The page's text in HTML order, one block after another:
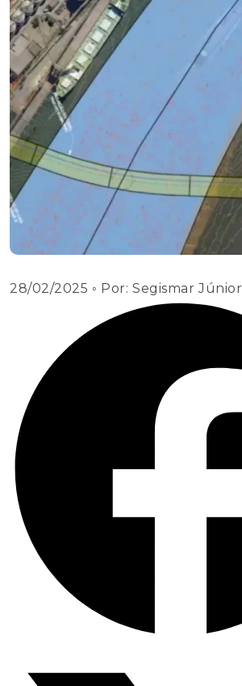
28/02/2025 ◦ Por:Segismar Júnior